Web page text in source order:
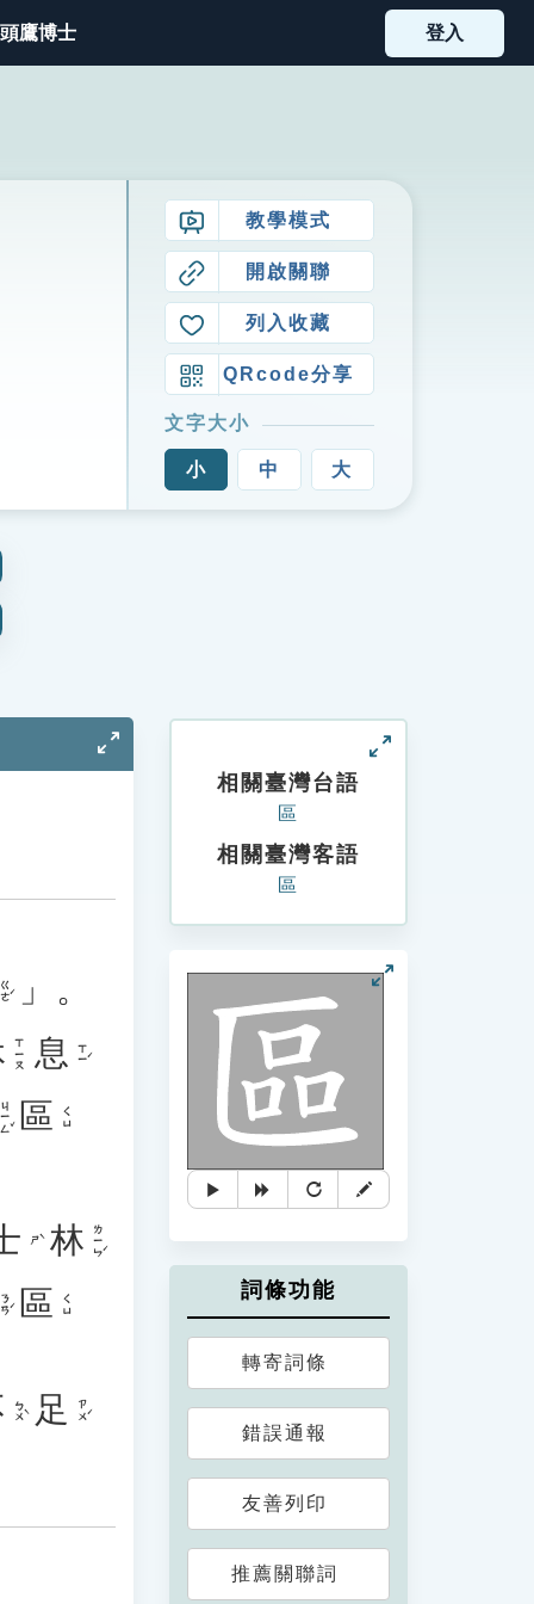
鷹博士 登入
教學模式
開啟關聯
列入收藏
QRcode分享
文字大小
小 中 大
ㄍㄜˊ
」。
ㄒㄧㄡ 息 ㄒㄧˊ
ㄐㄧㄥˇ 區 ㄑㄩ
ㄕˋ 林 ㄌㄧㄣˊ
ㄋㄢˊ 區 ㄑㄩ
ㄅㄨˋ 足 ㄗㄨˊ
相關臺灣台語
區
相關臺灣客語
區
詞條功能
轉寄詞條
錯誤通報
友善列印
推薦關聯詞